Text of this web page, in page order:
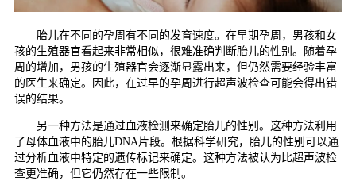
胎儿在不同的孕周有不同的发育速度。在早期孕周，男孩和女
孩的生殖器官看起来非常相似，很难准确判断胎儿的性别。随着孕
周的增加，男孩的生殖器官会逐渐显露出来，但仍然需要经验丰富
的医生来确定。因此，在过早的孕周进行超声波检查可能会得出错
误的结果。
另一种方法是通过血液检测来确定胎儿的性别。这种方法利用
了母体血液中的胎儿DNA片段。根据科学研究，胎儿的性别可以通
过分析血液中特定的遗传标记来确定。这种方法被认为比超声波检
查更准确，但它仍然存在一些限制。